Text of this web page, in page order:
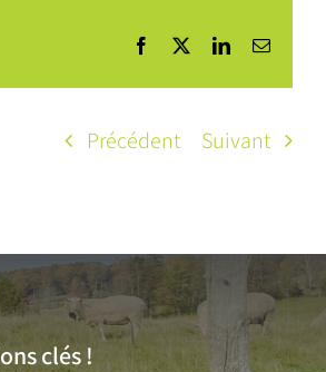
Facebook LinkedInCourriel
Précédent Suivant
clés !